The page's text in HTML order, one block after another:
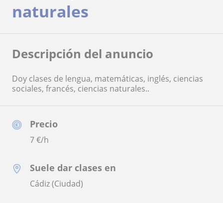
Precio
7€/h
Suele dar clases en
Cádiz (Ciudad)
naturales
Descripción del anuncio
Doy clases de lengua, matemáticas, inglés, ciencias
sociales, francés, ciencias naturales..